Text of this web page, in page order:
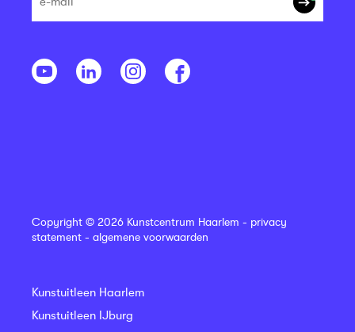
Copyright © 2026 Kunstcentrum Haarlem - privacy
statement - algemene voorwaarden
Kunstuitleen Haarlem
Kunstuitleen IJburg